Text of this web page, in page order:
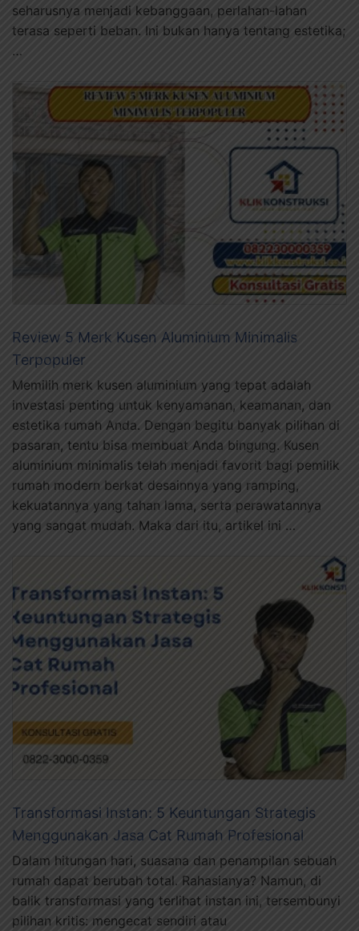
seharusnya menjadi kebanggaan, perlahan-lahan
terasa seperti beban. Ini bukan hanya tentang estetika;
…
Review 5 Merk Kusen Aluminium Minimalis
Terpopuler
Memilih merk kusen aluminium yang tepat adalah
investasi penting untuk kenyamanan, keamanan, dan
estetika rumah Anda. Dengan begitu banyak pilihan di
pasaran, tentu bisa membuat Anda bingung. Kusen
aluminium minimalis telah menjadi favorit bagi pemilik
rumah modern berkat desainnya yang ramping,
kekuatannya yang tahan lama, serta perawatannya
yang sangat mudah. Maka dari itu, artikel ini …
Transformasi Instan: 5 Keuntungan Strategis
Menggunakan Jasa Cat Rumah Profesional
Dalam hitungan hari, suasana dan penampilan sebuah
rumah dapat berubah total. Rahasianya? Namun, di
balik transformasi yang terlihat instan ini, tersembunyi
pilihan kritis: mengecat sendiri atau